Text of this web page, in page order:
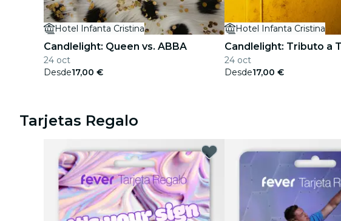
Hotel Infanta Cristina
Candlelight: Queen vs. ABBA
24 oct
Desde17,00 €
Hotel Infanta Cristina
Candlelight: Tributo a
24 oct
Desde17,00 €
Tarjetas Regalo